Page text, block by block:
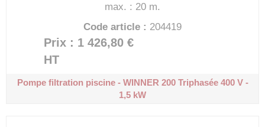
max. : 20 m.
Code article : 204419
Prix : 1 426,80 €
HT
Pompe filtration piscine - WINNER 200Triphasée 400 V -
1,5 kW